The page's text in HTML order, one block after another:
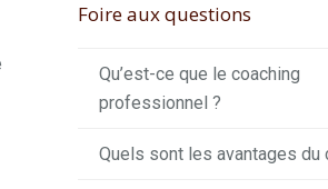
Foire aux questions
Qu’est-ce que le coaching
professionnel ?
Quels sont les avantages du